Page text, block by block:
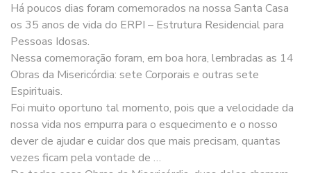
Há poucos dias foram comemorados na nossa Santa Casa
os 35 anos de vida do ERPI – Estrutura Residencial para
Pessoas Idosas.
Nessa comemoração foram, em boa hora, lembradas as 14
Obras da Misericórdia: sete Corporais e outras sete
Espirituais.
Foi muito oportuno tal momento, pois que a velocidade da
nossa vida nos empurra para o esquecimento e o nosso
dever de ajudar e cuidar dos que mais precisam, quantas
vezes ficam pela vontade de …